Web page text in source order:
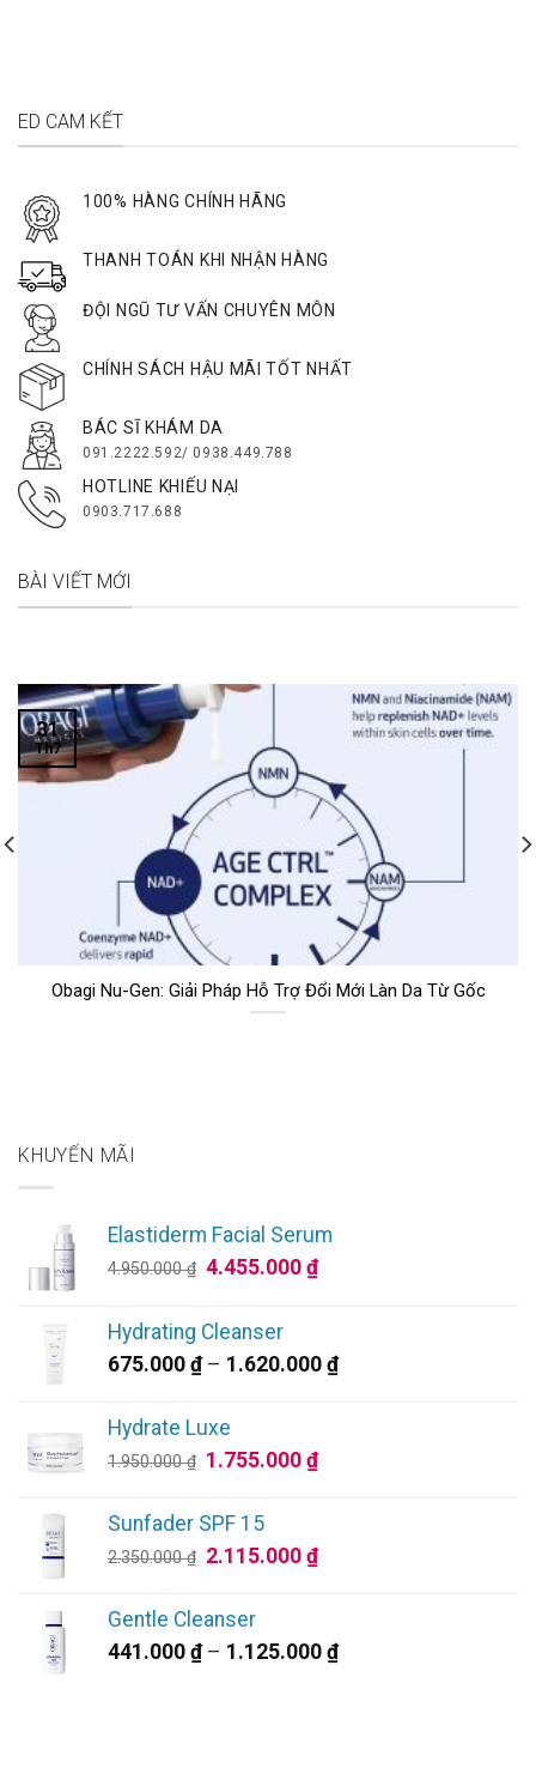
ED CAM KẾT
100% HÀNG CHÍNH HÃNG
THANH TOÁN KHI NHẬN HÀNG
ĐỘI NGŨ TƯ VẤN CHUYÊN MÔN
CHÍNH SÁCH HẬU MÃI TỐT NHẤT
BÁC SĨ KHÁM DA
091.2222.592/ 0938.449.788
HOTLINE KHIẾU NẠI
0903.717.688
BÀI VIẾT MỚI
Obagi Nu-Gen: Giải Pháp Hỗ Trợ Đổi Mới Làn Da Từ Gốc
31
Th7
KHUYẾN MÃI
Elastiderm Facial Serum
4.950.000₫ Giá
là:
4.455.000₫Giá
là:
4.455.000 ₫.
Hydrating Cleanser
675.000 ₫ – 1.620.000 ₫Khoảng
Hydrate Luxe
1.950.000₫ Giá
là:
1.950.000 ₫.
1.755.000₫Giá
Sunfader SPF 15
2.350.000₫ Giá
là:
2.350.000 ₫.
2.115.000₫Giá
là:
2.115.000 ₫.
Gentle Cleanser
441.000 ₫ – 1.125.000 ₫Khoảng